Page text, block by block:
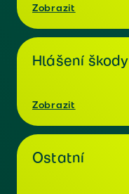
Zobrazit
Hlášení škody
Zobrazit
Ostatní